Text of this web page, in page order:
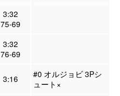
3:32
75-69
3:32
76-69
3:16
#0 オルジョビ 3Pシ
ュート×